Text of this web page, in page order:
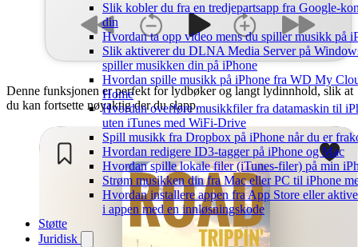
Slik kobler du fra en tredjepartsapp fra Google-
din
Hvordan ta opp video mens du spiller musikk på
Slik aktiverer du DLNA Media Server på
spiller musikken din på iPhone
Hvordan spille musikk på iPhone fra WD My
Home
Hvordan overføre musikkfiler fra datamaskin til
uten iTunes med WiFi-Drive
Spill musikk fra Dropbox på iPhone når du er
Hvordan redigere ID3-tagger på iPhone og Mac
Hvordan spille lokale filer (iTunes-filer) på min
Strøm musikken din fra Mac eller PC til iPhone
Hvordan installere appen fra App Store eller
i appen med en innløsningskode
Støtte
Juridisk
Denne funksjonen er perfekt for lydbøker og langt lydinnhold, slik at
du kan fortsette nøyaktig der du slapp.